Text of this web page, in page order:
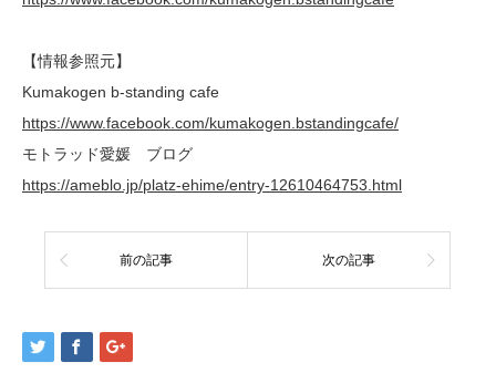
【情報参照元】
Kumakogen b-standing cafe
https://www.facebook.com/kumakogen.bstandingcafe/
モトラッド愛媛 ブログ
https://ameblo.jp/platz-ehime/entry-12610464753.html
前の記事 次の記事